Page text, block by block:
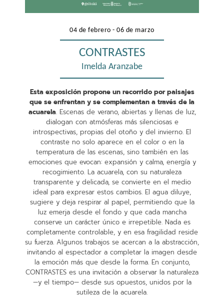
04 de febrero - 06 de marzo
CONTRASTES
Imelda Aranzabe
Esta exposición propone un recorrido por paisajes
que se enfrentan y se complementan a través de la
acuarela. Escenas de verano, abiertas y llenas de luz,
dialogan con atmósferas más silenciosas e
introspectivas, propias del otoño y del invierno. El
contraste no solo aparece en el color o en la
temperatura de las escenas, sino también en las
emociones que evocan: expansión y calma, energía y
recogimiento. La acuarela, con su naturaleza
transparente y delicada, se convierte en el medio
ideal para expresar estos cambios. El agua diluye,
sugiere y deja respirar al papel, permitiendo que la
luz emerja desde el fondo y que cada mancha
conserve un carácter único e irrepetible. Nada es
completamente controlable, y en esa fragilidad reside
su fuerza. Algunos trabajos se acercan a la abstracción,
invitando al espectador a completar la imagen desde
la emoción más que desde la forma. En conjunto,
CONTRASTES es una invitación a observar la naturaleza
—y el tiempo— desde sus opuestos, unidos por la
sutileza de la acuarela.